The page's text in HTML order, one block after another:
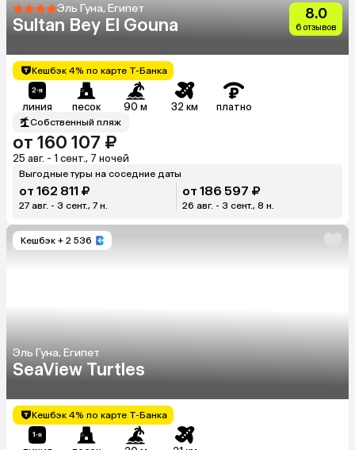
Эль Гуна, Египет
Sultan Bey El Gouna
8.0
6 отзывов
Кешбэк 4% по карте Т-Банка
линия песок 90 м 32 км платно
Собственный пляж
от 160 107 ₽
25 авг. - 1 сент., 7 ночей
Выгодные туры на соседние даты
от 162 811 ₽
27 авг. - 3 сент., 7 н.
от 186 597 ₽
26 авг. - 3 сент., 8 н.
Кешбэк + 2 536
Эль Гуна, Египет
SeaView Turtles
Кешбэк 4% по карте Т-Банка